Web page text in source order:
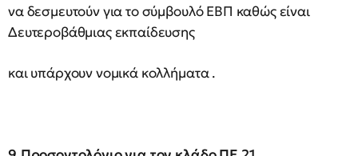
να δεσμευτούν για το σύμβουλό ΕΒΠ καθώς είναι
Δευτεροβάθμιας εκπαίδευσης
και υπάρχουν νομικά κολλήματα .